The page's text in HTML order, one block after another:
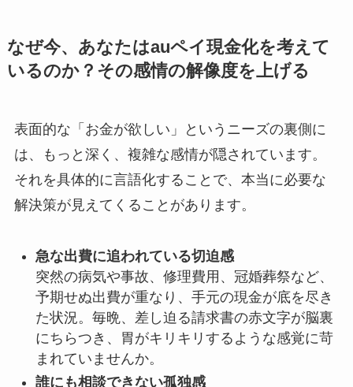
なぜ今、あなたはauペイ現金化を考えて
いるのか？その感情の解像度を上げる
表面的な「お金が欲しい」というニーズの裏側に
は、もっと深く、複雑な感情が隠されています。
それを具体的に言語化することで、本当に必要な
解決策が見えてくることがあります。
急な出費に追われている切迫感
突然の病気や事故、修理費用、冠婚葬祭など、
予期せぬ出費が重なり、手元の現金が底を尽き
た状況。毎晩、差し迫る請求書の赤文字が脳裏
にちらつき、胃がキリキリするような感覚に苛
まれていませんか。
誰にも相談できない孤独感